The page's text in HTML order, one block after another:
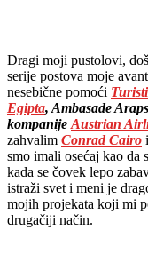
Dragi moji pustolovi,
serije postova moje
nesebične pomoći
Egipta, Ambasade
kompanije Austrian
zahvalim Conrad Cairo i
smo imali osećaj kao da
kada se čovek lepo
istraži svet i meni je
mojih projekata koji mi
drugačiji način.